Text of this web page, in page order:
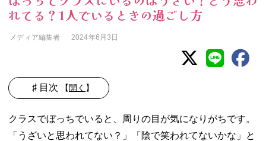
れてる？1人でいるときの過ごし方
メディア編集者 2024年6月3日
♯ 目次 【開く 】
っち」はうざ
い？
クラスでぼっちでいると、周りの目が気になりがちです。
「うざいと思われてない？」「陰で笑われてないかな」と